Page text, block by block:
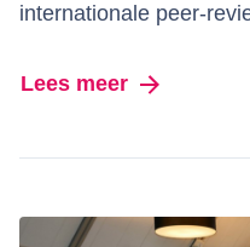
internationale peer-
Lees meer over Vier